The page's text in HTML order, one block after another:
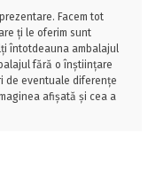
Facem tot
ți le oferim sunt
întotdeauna ambalajul
fără o înștiințare
de eventuale diferențe
afișată și cea a